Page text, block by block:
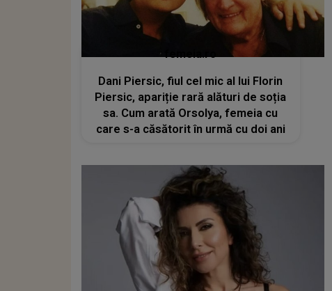
femeia.ro
Dani Piersic, fiul cel mic al lui Florin
Piersic, apariție rară alături de soția
sa. Cum arată Orsolya, femeia cu
care s-a căsătorit în urmă cu doi ani